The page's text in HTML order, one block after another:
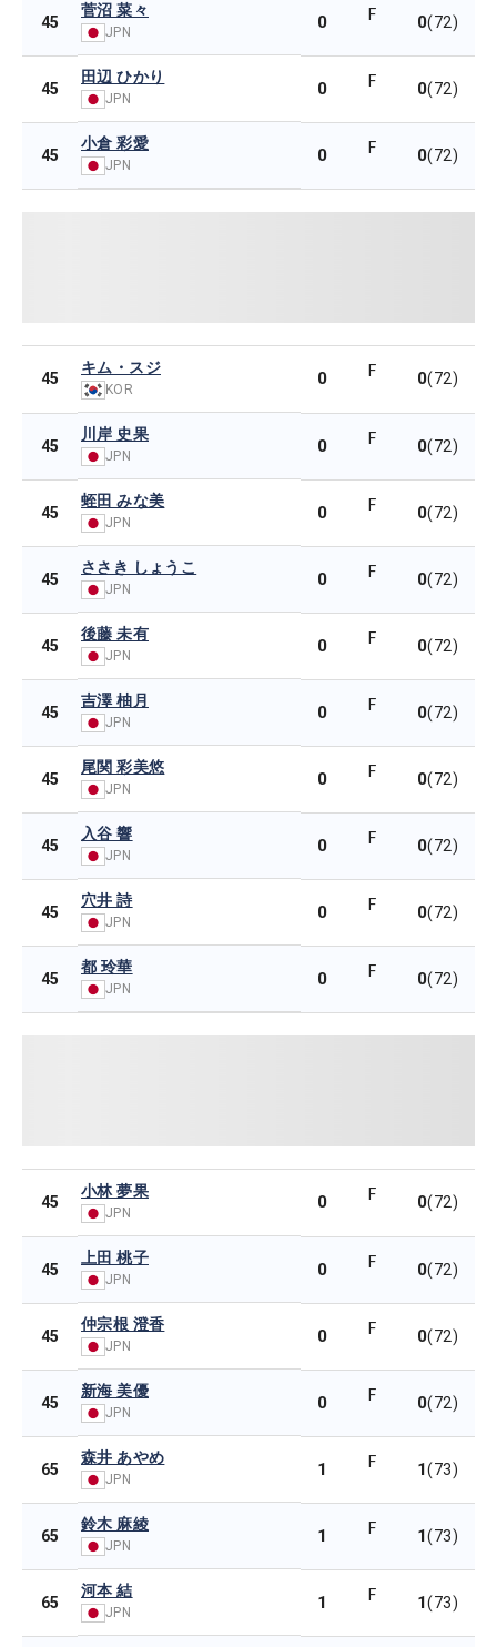
45
菅沼 菜々
JPN 0 F 0(72)
45
田辺 ひかり
JPN 0 F 0(72)
45
小倉 彩愛
JPN 0 F 0(72)
45
キム・スジ
KOR
0 F 0(72)
45
川岸 史果
JPN 0 F 0(72)
45
蛭田 みな美
JPN 0 F 0(72)
45
ささき しょうこ
JPN 0 F 0(72)
45
後藤 未有
JPN 0 F 0(72)
45
吉澤 柚月
JPN 0 F 0(72)
45
尾関 彩美悠
JPN 0 F 0(72)
45
入谷 響
JPN 0 F 0(72)
45
穴井 詩
JPN 0 F 0(72)
45
都 玲華
JPN 0 F 0(72)
45
小林 夢果
JPN
0 F 0(72)
45
上田 桃子
JPN 0 F 0(72)
45
仲宗根 澄香
JPN 0 F 0(72)
45
新海 美優
JPN 0 F 0(72)
65
森井 あやめ
JPN 1 F 1(73)
65
鈴木 麻綾
JPN 1 F 1(73)
65
河本 結
JPN 1 F 1(73)